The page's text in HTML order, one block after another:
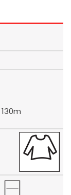
130m